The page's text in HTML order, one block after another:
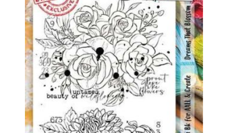
Maison-
1047
antall